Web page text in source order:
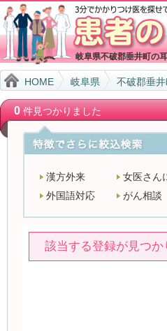
岐阜県不破郡垂井町の
HOME 岐阜県 不破郡垂
0件見つかりました
漢方外来 女医さん
外国語対応
がん相談
該当する登録が見つ